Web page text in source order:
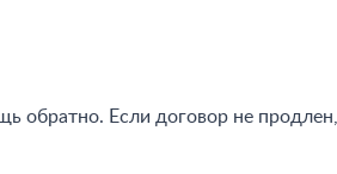
обратно. Если договор не